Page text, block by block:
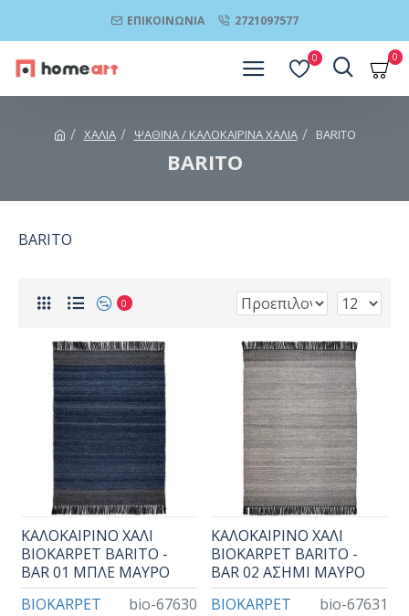
ΕΠΙΚΟΙΝΩΝΊΑ 2721097577
0 0
ΧΑΛΙΑ ΨΑΘΙΝΑ / ΚΑΛΟΚΑΙΡΙΝΑ ΧΑΛΙΑ BARITO
BARITO
BARITO
0
BIOKARPET bio-67630
ΚΑΛΟΚΑΙΡΙΝΟ ΧΑΛΙ
BIOKARPET BARITO -
BAR 01 ΜΠΛΕ ΜΑΥΡΟ
BIOKARPET bio-67631
ΚΑΛΟΚΑΙΡΙΝΟ ΧΑΛΙ
BIOKARPET BARITO -
BAR 02 ΑΣΗΜΙ ΜΑΥΡΟ